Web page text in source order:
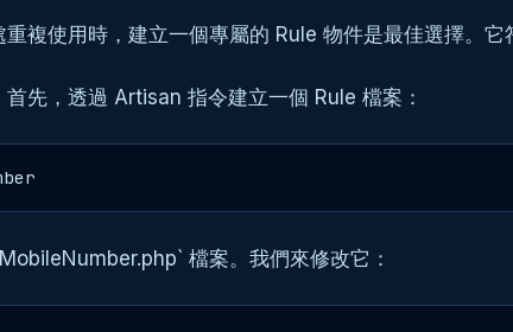
複使用時，建立一個專屬的 Rule 物件是最佳選擇。
先，透過 Artisan 指令建立一個 Rule 檔案：
檔案。我們來修改它：